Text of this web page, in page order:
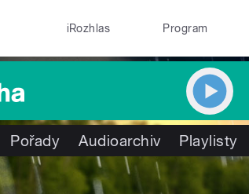
iRozhlas Program
Pořady Audioarchiv Playlisty